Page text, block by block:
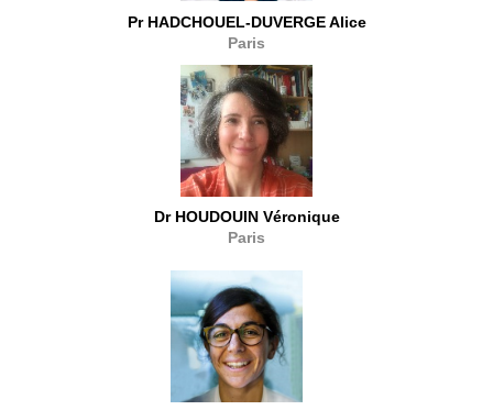
Pr HADCHOUEL-DUVERGE Alice
Paris
Dr HOUDOUIN Véronique
Paris